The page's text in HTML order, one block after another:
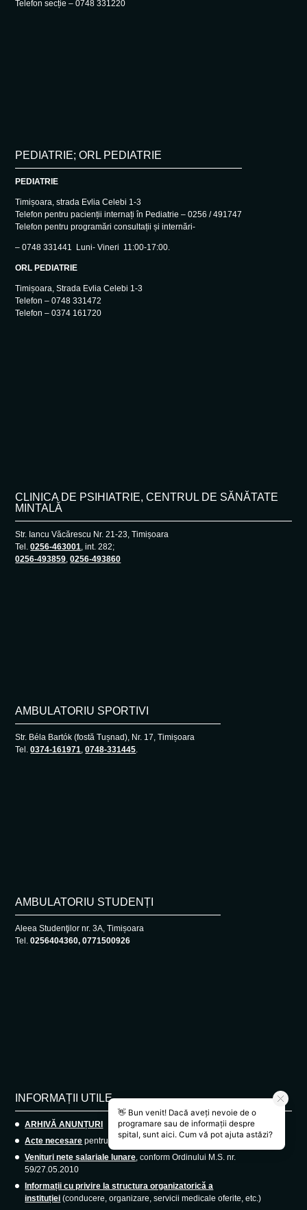
Telefon secție – 0748 331220
PEDIATRIE; ORL PEDIATRIE
PEDIATRIE
Timișoara, strada Evlia Celebi 1-3
Telefon pentru pacienții internați în Pediatrie – 0256 / 491747
Telefon pentru programări consultații și internări-
– 0748 331441 Luni- Vineri 11:00-17:00.
ORL PEDIATRIE
Timișoara, Strada Evlia Celebi 1-3
Telefon – 0748 331472
Telefon – 0374 161720
CLINICA DE PSIHIATRIE, CENTRUL DE SĂNĂTATE
MINTALĂ
Str. Iancu Văcărescu Nr. 21-23, Timișoara
Tel.0256-463001, int. 282;
0256-493859,0256-493860
AMBULATORIU SPORTIVI
Str. Béla Bartók (fostă Tușnad), Nr. 17, Timișoara
Tel.0374-161971,0748-331445.
AMBULATORIU STUDENȚI
Aleea Studenţilor nr. 3A, Timișoara
Tel.0256404360, 0771500926
INFORMAȚII UTILE
ARHIVĂ ANUNȚURI
Acte necesare pentru angajare medici rezidenți.
Venituri nete salariale lunare, conform Ordinului M.S. nr.
59/27.05.2010
Informații cu privire la structura organizatorică a
instituției (conducere, organizare, servicii medicale oferite, etc.)